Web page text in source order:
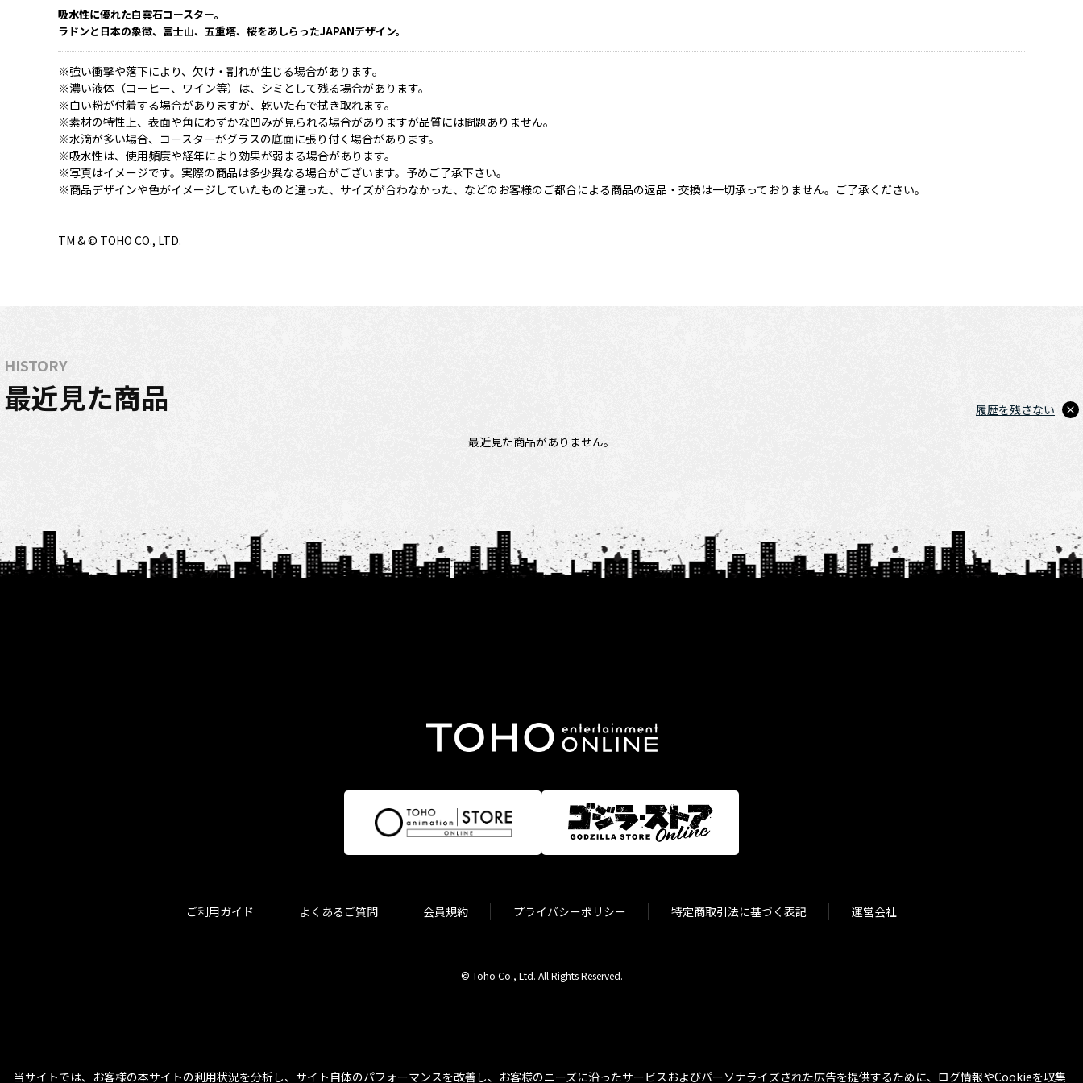
吸水性に優れた白雲石コースター。
ラドンと日本の象徴、富士山、五重塔、桜をあしらったJAPANデザイン。
※強い衝撃や落下により、欠け・割れが生じる場合があります。
※濃い液体（コーヒー、ワイン等）は、シミとして残る場合があります。
※白い粉が付着する場合がありますが、乾いた布で拭き取れます。
※素材の特性上、表面や角にわずかな凹みが見られる場合がありますが品質には問題ありません。
※水滴が多い場合、コースターがグラスの底面に張り付く場合があります。
※吸水性は、使用頻度や経年により効果が弱まる場合があります。
※写真はイメージです。実際の商品は多少異なる場合がございます。予めご了承下さい。
※商品デザインや色がイメージしていたものと違った、サイズが合わなかった、などのお客様のご都合による商品の返品・交換は一切承っておりません。ご了承ください。
TM & © TOHO CO., LTD.
HISTORY
最近見た商品
最近見た商品がありません。
履歴を残さない
ご利用ガイド よくあるご質問 会員規約 プライバシーポリシー 特定商取引法に基づく表記 運営会社
© Toho Co., Ltd. All Rights Reserved.
当サイトでは、お客様の本サイトの利用状況を分析し、サイト自体のパフォーマンスを改善し、お客様のニーズに沿ったサービスおよびパーソナライズされた広告を提供するために、ログ情報やCookieを収集